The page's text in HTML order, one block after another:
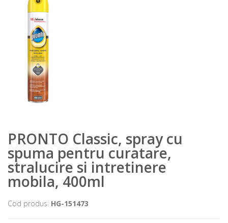
PRONTO Classic, spray cu
spuma pentru curatare,
stralucire si intretinere
mobila, 400ml
Cod produs: HG-151473